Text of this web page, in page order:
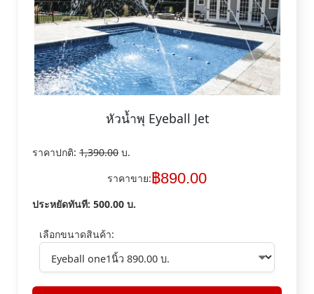
หัวน้ำพุ Eyeball Jet
ราคาปกติ: 1,390.00 บ.
ราคาขาย:฿890.00
ประหยัดทันที: 500.00 บ.
เลือกขนาดสินค้า: